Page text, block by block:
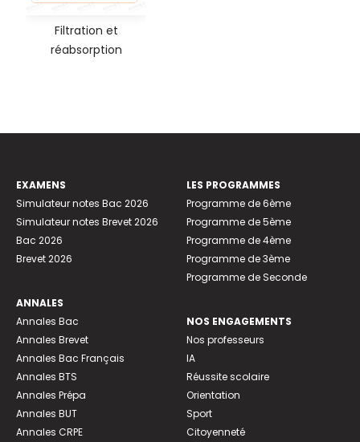
Filtration et
réabsorption
EXAMENS
Simulateur notes Bac 2026
Simulateur notes Brevet 2026
Bac 2026
Brevet 2026
ANNALES
Annales Bac
Annales Brevet
Annales Bac Français
Annales BTS
Annales Prépa
Annales BUT
Annales CRPE
LES PROGRAMMES
Programme de 6ème
Programme de 5ème
Programme de 4ème
Programme de 3ème
Programme de Seconde
NOS ENGAGEMENTS
Nos professeurs
IA
Réussite scolaire
Orientation
Sport
Citoyenneté